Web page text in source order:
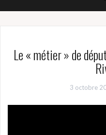
Le « métier » de
3 octobre